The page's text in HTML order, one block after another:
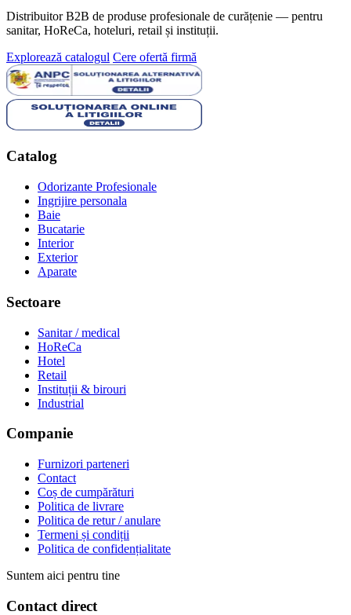
Distribuitor B2B de produse profesionale de curățenie — pentru
sanitar, HoReCa, hoteluri, retail și instituții.
Explorează catalogul Cere ofertă firmă
Catalog
Odorizante Profesionale
Ingrijire personala
Baie
Bucatarie
Interior
Exterior
Aparate
Sectoare
Sanitar / medical
HoReCa
Hotel
Retail
Instituții & birouri
Industrial
Companie
Furnizori parteneri
Contact
Coș de cumpărături
Politica de livrare
Politica de retur / anulare
Termeni și condiții
Politica de confidențialitate
Suntem aici pentru tine
Contact direct